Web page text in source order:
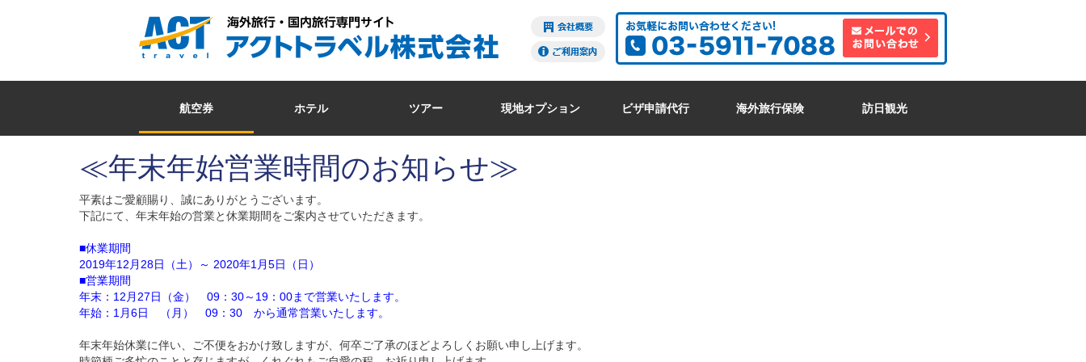
航空券 ホテル ツアー 現地オプション ビザ申請代行 海外旅行保険 訪日観光
≪年末年始営業時間のお知らせ≫
平素はご愛顧賜り、誠にありがとうございます。
下記にて、年末年始の営業と休業期間をご案内させていただきます。
■休業期間
2019年12月28日（土）～ 2020年1月5日（日）
■営業期間
年末：12月27日（金） 09：30～19：00まで営業いたします。
年始：1月6日 （月） 09：30 から通常営業いたします。
年末年始休業に伴い、ご不便をおかけ致しますが、何卒ご了承のほどよろしくお願い申し上げます。